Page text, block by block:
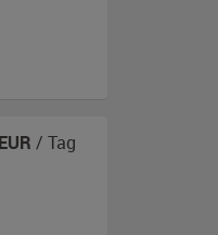
EUR / Tag